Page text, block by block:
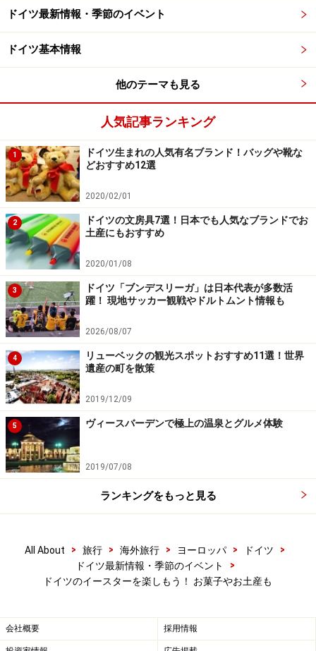
手作りイースターエッグのための様々なキット。写真はミュ
ドイツではイースターが近づくと木の枝にイースターエ
ッグを吊るしたり、お家のなかを様々なグッズで飾って
お店でも買えますが手作りする家庭も多く、子ども達は
幼稚園や小学校で作ることもあります。イースターエッ
グのためのキットもいろいろと売られているんですよ。
イースターの日はうさぎが卵を庭に隠すという言い伝え
があり、家庭では家のあちこちにイースターエッグやチ
ョコレート、小さなプレゼントなどを隠しその後で子ど
もたちが宝探しを楽しむのが習わしです。まるでクリス
マスのサンタクロースのようですね。
ドイツ各地のイースターの風習やイベント
南ドイツで多く見られるイースターの噴水(C)Touristinfo
Hollfeld/Leikam,Gerhard
ドイツでは地方によって珍しいイースターの風習があり
ます。南ドイツで多く見られるのが噴水や泉を飾り付け
る「Osterbrunnen（イースターの噴水）」。もともとは
フランキッシェ・アルプ地方の風習だそうで、水の少な
始まったといわれています。
夜に高く積み上げた薪を燃やす「イースターファイヤ
ー」と呼ばれる行事が行われます。悪霊を払うという意
ドイツ最新情報・季節のイベント
ドイツ基本情報
他のテーマも見る
人気記事ランキング
1
ドイツ生まれの人気有名ブランド！バッグや靴な
どおすすめ12選
2020/02/01
2
ドイツの文房具7選！日本でも人気なブランドでお
土産にもおすすめ
2020/01/08
3
ドイツ「ブンデスリーガ」は日本代表が多数活
躍！ 現地サッカー観戦やドルトムント情報も
2026/08/07
4
リューベックの観光スポットおすすめ11選！世界
遺産の町を散策
2019/12/09
5 ヴィースバーデンで極上の温泉とグルメ体験
2019/07/08
ランキングをもっと見る
All About > 旅行 > 海外旅行 > ヨーロッパ > ドイツ
>
ドイツ最新情報・季節のイベント
>
ドイツのイースターを楽しもう！ お菓子やお土産も
会社概要 採用情報